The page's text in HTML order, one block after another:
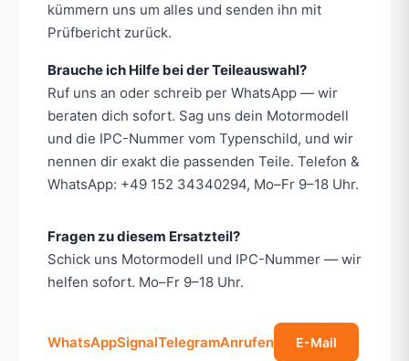
kümmern uns um alles und senden ihn mit
Prüfbericht zurück.
Brauche ich Hilfe bei der Teileauswahl?
Ruf uns an oder schreib per WhatsApp — wir
beraten dich sofort. Sag uns dein Motormodell
und die IPC-Nummer vom Typenschild, und wir
nennen dir exakt die passenden Teile. Telefon &
WhatsApp: +49 152 34340294, Mo–Fr 9–18 Uhr.
Fragen zu diesem Ersatzteil?
Schick uns Motormodell und IPC-Nummer — wir
helfen sofort. Mo–Fr 9–18 Uhr.
WhatsAppSignalTelegramAnrufen E-Mail